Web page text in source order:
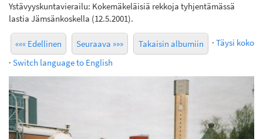
Ystävyyskuntavierailu: Kokemäkeläisiä rekkoja tyhjentämässä
lastia Jämsänkoskella (12.5.2001).
««« Edellinen Seuraava »»» Takaisin albumiin · Täysi koko
· Switch language to English